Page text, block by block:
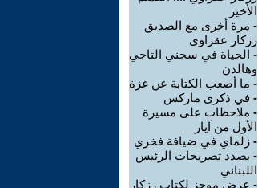
الأخير
- مرة أخرى مع الصديق
رزكار عقراوي
- الحياة في سجني التاجي
وهالدن
- ما أصعب الكتابة عن غزة
- في ذكرى ماركس
- ملاحظات على مسيرة
الأول من آيار
- زلماي في ضيافة فخري
- بصدد تصريحات الرئيس
اللبناني
- عرض موجز لكتاب رزكار